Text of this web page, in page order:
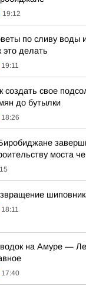
19:12
по сливу воды
это делать
19:11
создать свое
до бутылки
18:26
моста
18:11
на Амуре —
17:40